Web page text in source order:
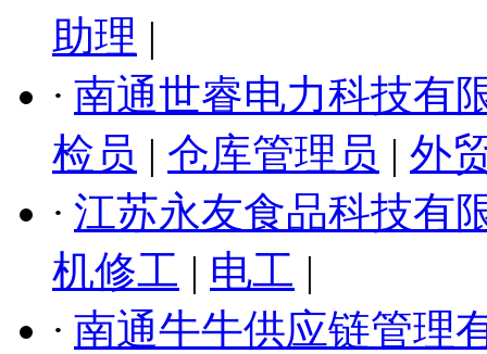
助理 |
· 南通世睿电力科技有
检员 | 仓库管理员 | 外
· 江苏永友食品科技有
机修工 | 电工 |
· 南通牛牛供应链管理